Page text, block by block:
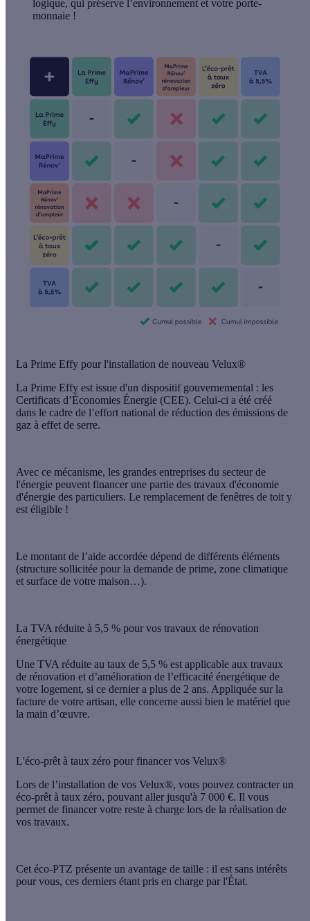
logique, qui préserve l’environnement et votre porte-
monnaie !
La Prime Effy pour l'installation de nouveau Velux®
La Prime Effy est issue d'un dispositif gouvernemental : les
Certificats d’Économies Énergie (CEE). Celui-ci a été créé
dans le cadre de l’effort national de réduction des émissions de
gaz à effet de serre.
Avec ce mécanisme, les grandes entreprises du secteur de
l'énergie peuvent financer une partie des travaux d'économie
d'énergie des particuliers. Le remplacement de fenêtres de toit y
est éligible !
Le montant de l’aide accordée dépend de différents éléments
(structure sollicitée pour la demande de prime, zone climatique
et surface de votre maison…).
La TVA réduite à 5,5 % pour vos travaux de rénovation
énergétique
Une TVA réduite au taux de 5,5 % est applicable aux travaux
de rénovation et d’amélioration de l’efficacité énergétique de
votre logement, si ce dernier a plus de 2 ans. Appliquée sur la
facture de votre artisan, elle concerne aussi bien le matériel que
la main d’œuvre.
L'éco-prêt à taux zéro pour financer vos Velux®
Lors de l’installation de vos Velux®, vous pouvez contracter un
éco-prêt à taux zéro, pouvant aller jusqu'à 7 000 €. Il vous
permet de financer votre reste à charge lors de la réalisation de
vos travaux.
Cet éco-PTZ présente un avantage de taille : il est sans intérêts
pour vous, ces derniers étant pris en charge par l'État.